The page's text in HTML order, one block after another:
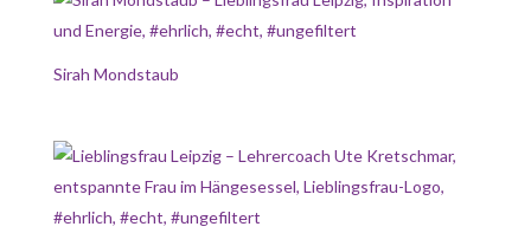
Sirah Mondstaub